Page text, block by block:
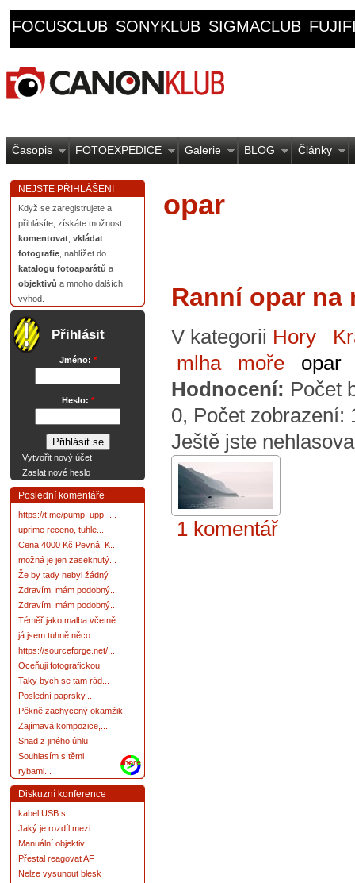
FOCUSCLUB SONYKLUB SIGMACLUB
Časopis FOTOEXPEDICE Galerie BLOG Články
NEJSTE PŘIHLÁŠENI
Když se zaregistrujete a
přihlásíte, získáte možnost
komentovat vkládat
fotografie , nahlížet do
katalogu fotoaparátů a
objektivů a mnoho dalších
výhod.
Přihlásit
Jméno: *
Heslo: *
Vytvořit nový účet
Zaslat nové heslo
Poslední komentáře
https://t.me/pump_upp -...
uprime receno, tuhle...
Cena 4000 Kč Pevná. K...
možná je jen zaseknutý...
Že by tady nebyl žádný
Zdravím, mám podobný...
Zdravím, mám podobný...
Téměř jako malba včetně
já jsem tuhně něco...
https://sourceforge.net/...
Oceňuji fotografickou
Taky bych se tam rád...
Poslední paprsky...
Pěkně zachycený okamžik.
Zajímavá kompozice,...
Snad z jiného úhlu
Souhlasím s těmi
rybami...
more
Diskuzní konference
kabel USB s...
Jaký je rozdíl mezi...
Manuální objektiv
Přestal reagovat AF
Nelze vysunout blesk
opar
Ranní opar na
V kategorii Hory
mlha
moře
opar
Hodnocení: Počet
0, Počet zobrazení:
Ještě jste
1 komentář